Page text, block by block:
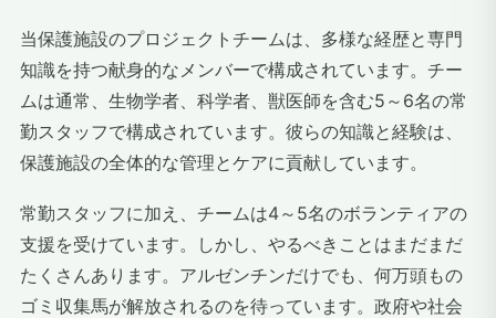
当保護施設のプロジェクトチームは、多様な経歴と専門
知識を持つ献身的なメンバーで構成されています。チー
ムは通常、生物学者、科学者、獣医師を含む5～6名の常
勤スタッフで構成されています。彼らの知識と経験は、
保護施設の全体的な管理とケアに貢献しています。
常勤スタッフに加え、チームは4～5名のボランティアの
支援を受けています。しかし、やるべきことはまだまだ
たくさんあります。アルゼンチンだけでも、何万頭もの
ゴミ収集馬が解放されるのを待っています。政府や社会